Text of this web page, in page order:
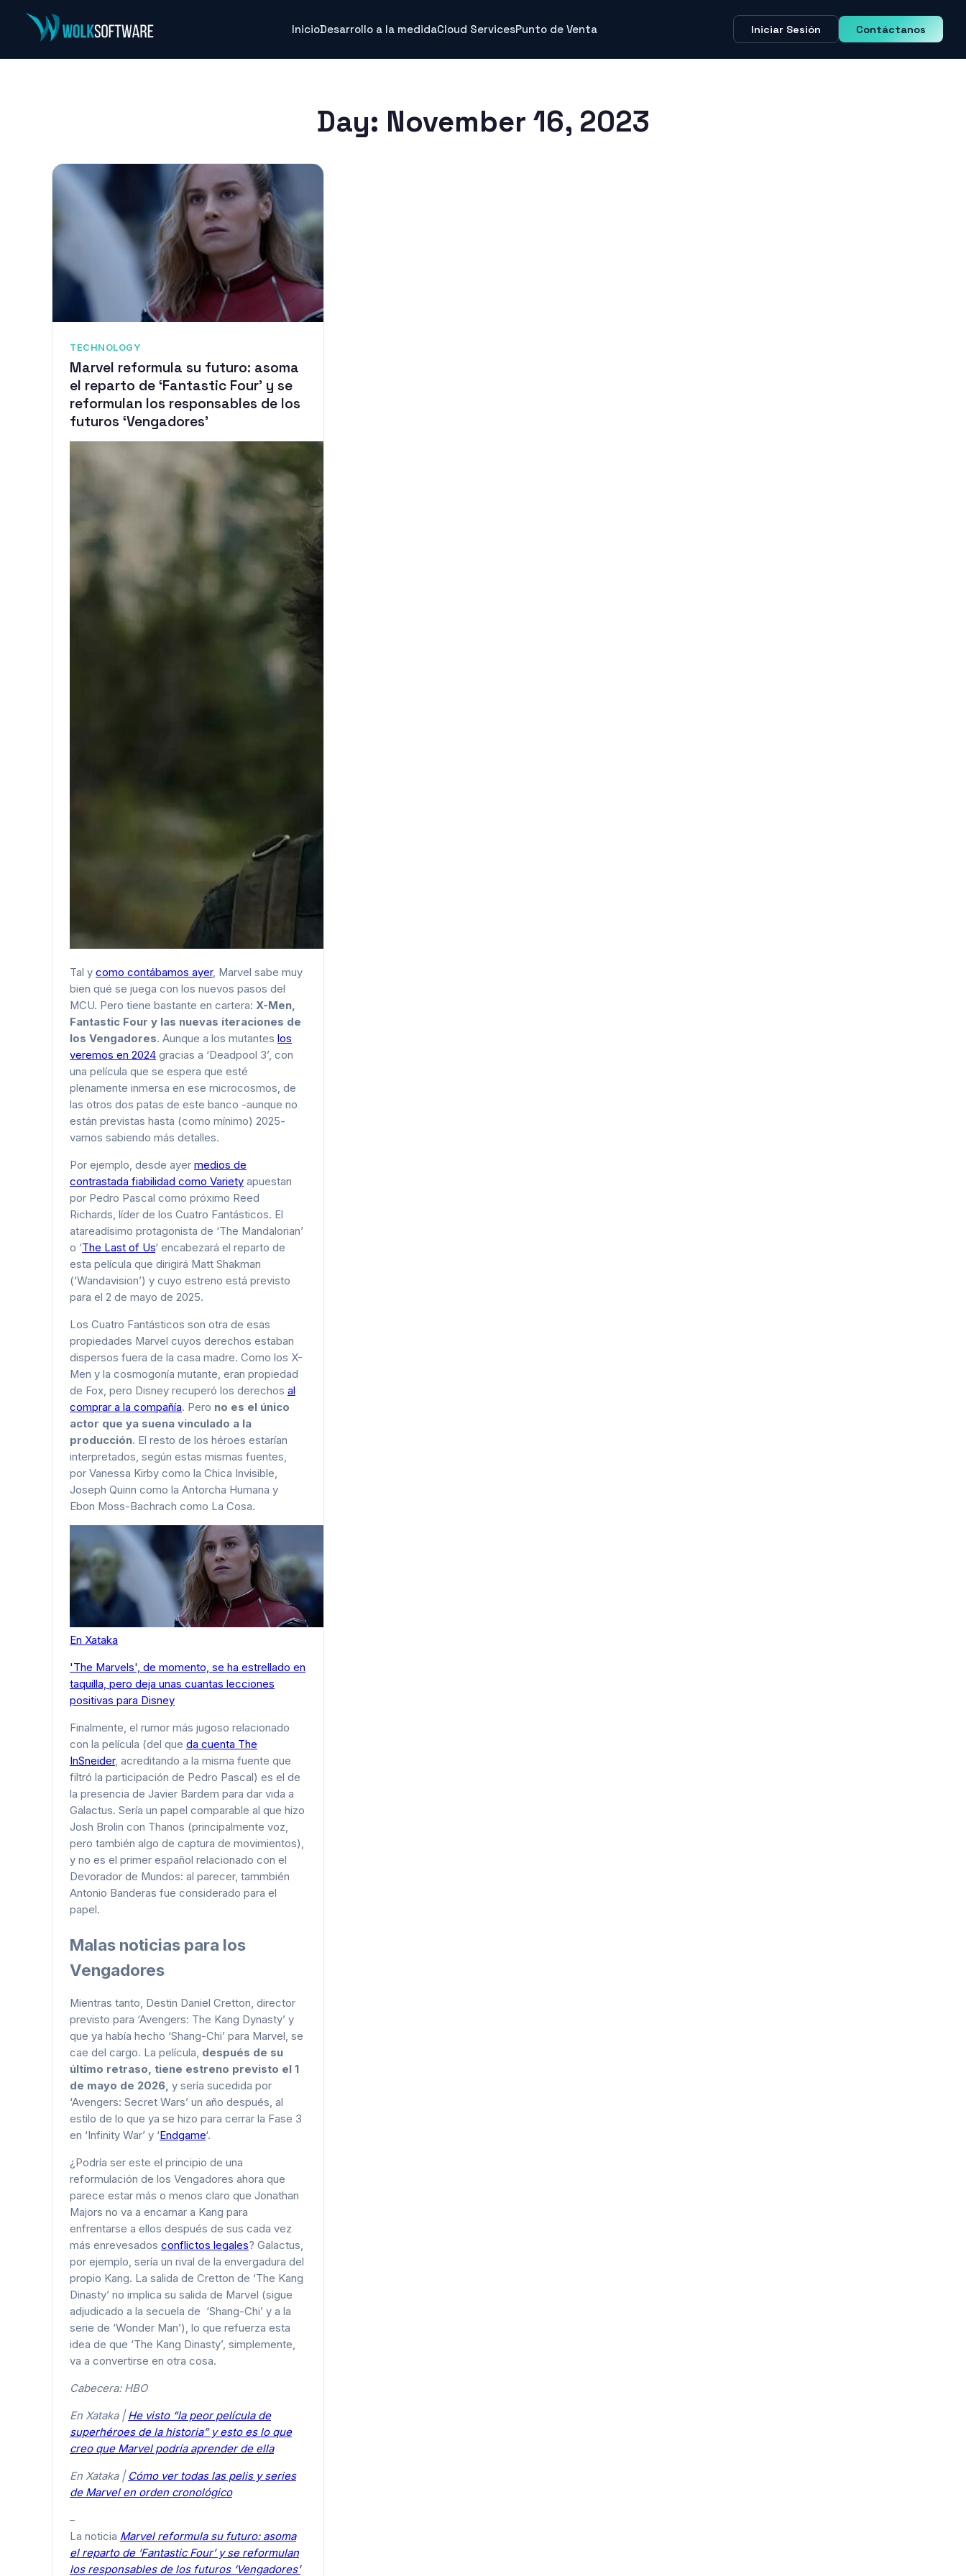
InicioDesarrollo a la medidaCloud ServicesPunto de Venta Iniciar Sesión Contáctanos
Day: November 16, 2023
TECHNOLOGY
Marvel reformula su futuro: asoma
el reparto de ‘Fantastic Four’ y se
reformulan los responsables de los
futuros ‘Vengadores’
Tal y como contábamos ayer, Marvel sabe muy
bien qué se juega con los nuevos pasos del
MCU. Pero tiene bastante en cartera: X-Men,
Fantastic Four y las nuevas iteraciones de
los Vengadores. Aunque a los mutantes los
veremos en 2024 gracias a ‘Deadpool 3’, con
una película que se espera que esté
plenamente inmersa en ese microcosmos, de
las otros dos patas de este banco -aunque no
están previstas hasta (como mínimo) 2025-
vamos sabiendo más detalles.
Por ejemplo, desde ayer medios de
contrastada fiabilidad como Variety apuestan
por Pedro Pascal como próximo Reed
Richards, líder de los Cuatro Fantásticos. El
atareadísimo protagonista de ‘The Mandalorian’
o ‘The Last of Us‘ encabezará el reparto de
esta película que dirigirá Matt Shakman
(‘Wandavision’) y cuyo estreno está previsto
para el 2 de mayo de 2025.
Los Cuatro Fantásticos son otra de esas
propiedades Marvel cuyos derechos estaban
dispersos fuera de la casa madre. Como los X-
Men y la cosmogonía mutante, eran propiedad
de Fox, pero Disney recuperó los derechos al
comprar a la compañía. Pero no es el único
actor que ya suena vinculado a la
producción. El resto de los héroes estarían
interpretados, según estas mismas fuentes,
por Vanessa Kirby como la Chica Invisible,
Joseph Quinn como la Antorcha Humana y
Ebon Moss-Bachrach como La Cosa.
En Xataka
'The Marvels', de momento, se ha estrellado en
taquilla, pero deja unas cuantas lecciones
positivas para Disney
Finalmente, el rumor más jugoso relacionado
con la película (del que da cuenta The
InSneider, acreditando a la misma fuente que
filtró la participación de Pedro Pascal) es el de
la presencia de Javier Bardem para dar vida a
Galactus. Sería un papel comparable al que hizo
Josh Brolin con Thanos (principalmente voz,
pero también algo de captura de movimientos),
y no es el primer español relacionado con el
Devorador de Mundos: al parecer, tammbién
Antonio Banderas fue considerado para el
papel.
Malas noticias para los
Vengadores
Mientras tanto, Destin Daniel Cretton, director
previsto para ‘Avengers: The Kang Dynasty’ y
que ya había hecho ‘Shang-Chi’ para Marvel, se
cae del cargo. La película, después de su
último retraso, tiene estreno previsto el 1
de mayo de 2026, y sería sucedida por
‘Avengers: Secret Wars’ un año después, al
estilo de lo que ya se hizo para cerrar la Fase 3
en ‘Infinity War’ y ‘Endgame‘.
¿Podría ser este el principio de una
reformulación de los Vengadores ahora que
parece estar más o menos claro que Jonathan
Majors no va a encarnar a Kang para
enfrentarse a ellos después de sus cada vez
más enrevesados conflictos legales? Galactus,
por ejemplo, sería un rival de la envergadura del
propio Kang. La salida de Cretton de ‘The Kang
Dinasty’ no implica su salida de Marvel (sigue
adjudicado a la secuela de ‘Shang-Chi’ y a la
serie de ‘Wonder Man’), lo que refuerza esta
idea de que ‘The Kang Dinasty’, simplemente,
va a convertirse en otra cosa.
Cabecera: HBO
En Xataka | He visto “la peor película de
superhéroes de la historia” y esto es lo que
creo que Marvel podría aprender de ella
En Xataka | Cómo ver todas las pelis y series
de Marvel en orden cronológico
–
La noticia Marvel reformula su futuro: asoma
el reparto de ‘Fantastic Four’ y se reformulan
los responsables de los futuros ‘Vengadores’